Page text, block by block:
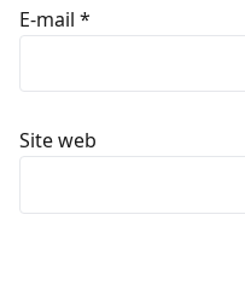
E-mail *
Site web